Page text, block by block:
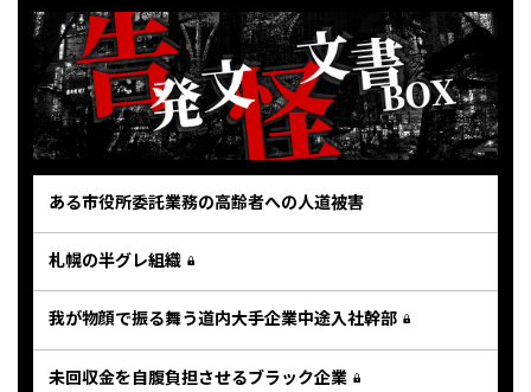
ある市役所委託業務の高齢者への人道被害
札幌の半グレ組織
我が物顔で振る舞う道内大手企業中途入社幹部
未回収金を自腹負担させるブラック企業